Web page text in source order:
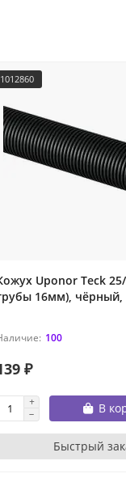
1012860
Uponor Teck
16мм), чёрный,
100
₽
В
Быстрый